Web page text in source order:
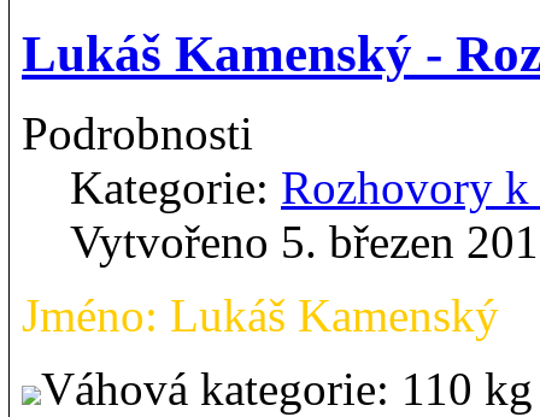
Lukáš Kamenský -
Podrobnosti
Kategorie: Rozhovory
Vytvořeno 5. březen
Jméno: Lukáš Kamenský
Váhová kategorie: 110